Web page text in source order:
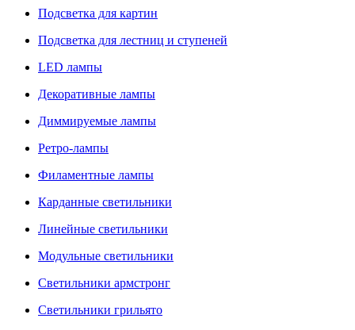
Подсветка для картин
Подсветка для лестниц и ступеней
LED лампы
Декоративные лампы
Диммируемые лампы
Ретро-лампы
Филаментные лампы
Карданные светильники
Линейные светильники
Модульные светильники
Светильники армстронг
Светильники грильято